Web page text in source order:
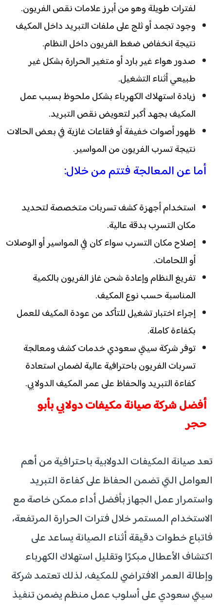
لفترات طويلة وهو من أبرز علامات نقص الفريون.
وجود تجمد أو ثلج على ملفات التبريد داخل المكيف
نتيجة انخفاض ضغط الفريون داخل النظام.
صدور هواء غير بارد أو متغير الحرارة بشكل غير
طبيعي أثناء التشغيل.
زيادة استهلاك الكهرباء بشكل ملحوظ بسبب عمل
المكيف بجهد أكبر لتعويض نقص التبريد.
ظهور أصوات خفيفة أو فقاعات غازية في بعض الحالات
نتيجة تسرب الفريون من المواسير.
أما عن المعالجة فتتم من خلال:
استخدام أجهزة كشف تسربات متخصصة لتحديد
مكان التسرب بدقة عالية.
إصلاح مكان التسرب سواء كان في المواسير أو الوصلات
أو اللحامات.
تفريغ النظام وإعادة شحن غاز الفريون بالكمية
المناسبة حسب نوع المكيف.
إجراء اختبار تشغيل للتأكد من عودة المكيف للعمل
بكفاءة كاملة.
توفر شركة سيتي سعودي خدمات كشف ومعالجة
تسربات الفريون باحترافية عالية لضمان استعادة
كفاءة التبريد والحفاظ على عمر المكيف الدولابي.
أفضل شركة صيانة مكيفات دولابي بأبو
حجر
تعد صيانة المكيفات الدولابية باحترافية من أهم
العوامل التي تضمن الحفاظ على كفاءة التبريد
واستمرار عمل الجهاز بأفضل أداء ممكن خاصة مع
الاستخدام المستمر خلال فترات الحرارة المرتفعة،
فاتباع خطوات دقيقة أثناء الصيانة يساعد على
اكتشاف الأعطال مبكرًا وتقليل استهلاك الكهرباء
وإطالة العمر الافتراضي للمكيف، لذلك تعتمد شركة
سيتي سعودي على أسلوب عمل منظم يضمن تنفيذ